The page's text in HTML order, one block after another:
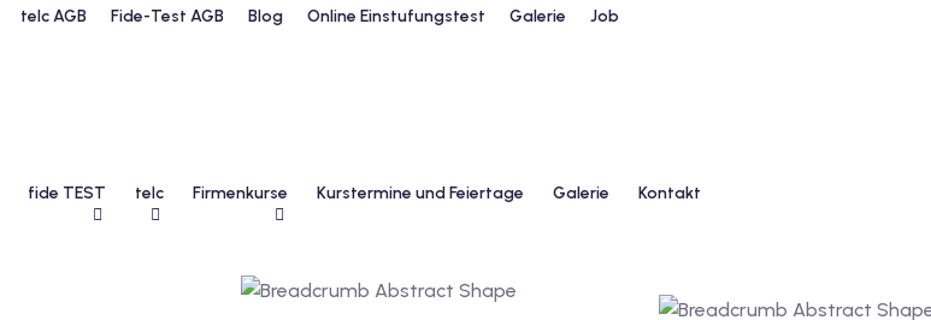
telc AGB Fide-Test AGB Blog Online Einstufungstest Galerie Job
fide TEST telc Firmenkurse Kurstermine und Feiertage Galerie Kontakt